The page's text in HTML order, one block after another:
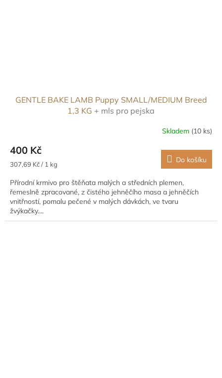
GENTLE BAKE LAMB Puppy SMALL/MEDIUM Breed
1,3 KG + mls pro pejska
Skladem (10 ks)
400 Kč
Měrná
307,69 Kč / 1 kg Do košíku
Přírodní krmivo pro štěňata malých a středních plemen,
řemeslně zpracované, z čistého jehněčího masa a jehněčích
vnitřností, pomalu pečené v malých dávkách, ve tvaru
žvýkačky....